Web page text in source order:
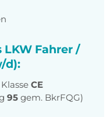
LKW Fahrer /
d):
CE
95 gem. BkrFQG)